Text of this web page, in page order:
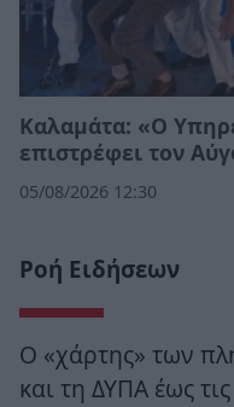
Καλαμάτα: «Ο
επιστρέφει τον
05/08/2026 12:30
Ροή Ειδήσεων
Ο «χάρτης» των
και τη ΔΥΠΑ έως